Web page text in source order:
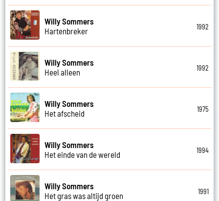
Willy Sommers
Hartenbreker
1992
Willy Sommers
Heel alleen
1992
Willy Sommers
Het afscheid
1975
Willy Sommers
Het einde van de wereld
1994
Willy Sommers
Het gras was altijd groen
1991